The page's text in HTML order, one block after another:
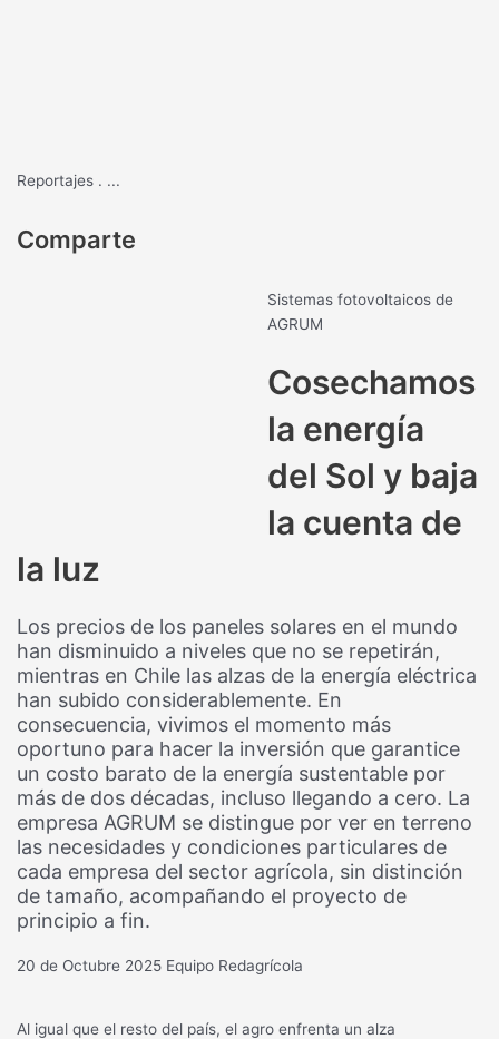
Reportajes . ...
Comparte
Sistemas fotovoltaicos de
AGRUM
Cosechamos
la energía
del Sol y baja
la cuenta de
la luz
Los precios de los paneles solares en el mundo
han disminuido a niveles que no se repetirán,
mientras en Chile las alzas de la energía eléctrica
han subido considerablemente. En
consecuencia, vivimos el momento más
oportuno para hacer la inversión que garantice
un costo barato de la energía sustentable por
más de dos décadas, incluso llegando a cero. La
empresa AGRUM se distingue por ver en terreno
las necesidades y condiciones particulares de
cada empresa del sector agrícola, sin distinción
de tamaño, acompañando el proyecto de
principio a fin.
20 de Octubre 2025 Equipo Redagrícola
Al igual que el resto del país, el agro enfrenta un alza